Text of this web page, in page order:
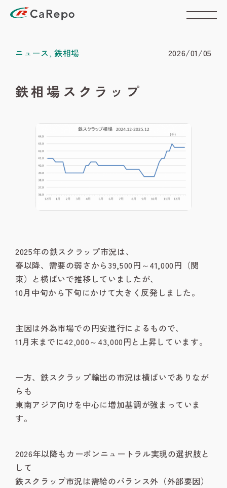
見学のご案内 お問合せ
ニュース, 鉄相場 2026/01/05
鉄相場スクラップ
2025年の鉄スクラップ市況は、
春以降、需要の弱さから39,500円～41,000円（関
東）と横ばいで推移していましたが、
10月中旬から下旬にかけて大きく反発しました。
主因は外為市場での円安進行によるもので、
11月末までに42,000～43,000円と上昇しています。
一方、鉄スクラップ輸出の市況は横ばいでありなが
らも
東南アジア向けを中心に増加基調が強まっていま
す。
2026年以降もカーボンニュートラル実現の選択肢と
して
鉄スクラップ市況は需給のバランス外（外部要因）